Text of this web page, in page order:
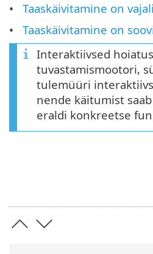
Taaskäivitamine on
Taaskäivitamine on
Interaktiivsed
tuvastamismootori,
tulemüüri
nende käitumist
eraldi konkreetse